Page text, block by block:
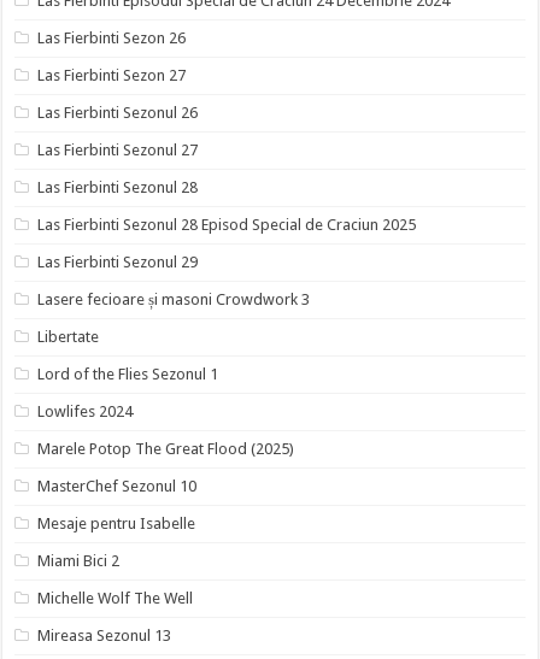
Las Fierbinti Sezon 26
Las Fierbinti Sezon 27
Las Fierbinti Sezonul 26
Las Fierbinti Sezonul 27
Las Fierbinti Sezonul 28
Las Fierbinti Sezonul 28 Episod Special de Craciun 2025
Las Fierbinti Sezonul 29
Lasere fecioare și masoni Crowdwork 3
Libertate
Lord of the Flies Sezonul 1
Lowlifes 2024
Marele Potop The Great Flood (2025)
MasterChef Sezonul 10
Mesaje pentru Isabelle
Miami Bici 2
Michelle Wolf The Well
Mireasa Sezonul 13